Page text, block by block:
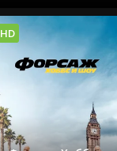
HD